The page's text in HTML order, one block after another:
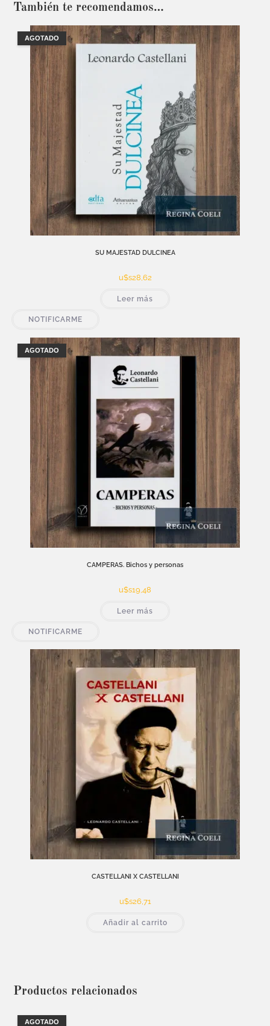
También te recomendamos…
AGOTADO
SU MAJESTAD DULCINEA
u$s28,62
Leer más
NOTIFICARME
AGOTADO
CAMPERAS. Bichos y personas
u$s19,48
Leer más
NOTIFICARME
CASTELLANI X CASTELLANI
u$s26,71
Añadir al carrito
Productos relacionados
AGOTADO